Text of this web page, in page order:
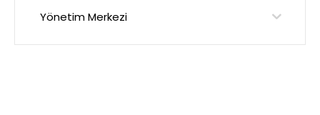
Yönetim Merkezi